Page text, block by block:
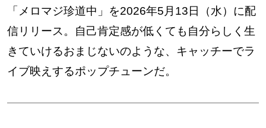
「メロマジ珍道中」を2026年5月13日（水）に配
信リリース。自己肯定感が低くても自分らしく生
きていけるおまじないのような、キャッチーでラ
イブ映えするポップチューンだ。